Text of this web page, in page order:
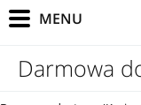
Darmowa